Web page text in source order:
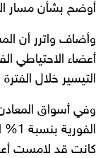
أوضح بشأن مسار
وأضاف واترر أن
أعضاء الاحتياطي
التيسير خلال الفترة
وفي أسواق
كانت قد لامست أعلى